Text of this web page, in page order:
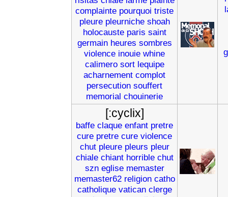
complainte pourquoi triste
pleure pleurniche shoah
holocauste paris saint
germain heures sombres
violence inouie whine
calimero sort lequipe
acharnement complot
persecution souffert
memorial chouinerie
[:cyclix]
baffe claque enfant pretre
cure pretre cure violence
chut pleure pleurs pleur
chiale chiant horrible chut
szn eglise memaster
memaster62 religion catho
catholique vatican clerge